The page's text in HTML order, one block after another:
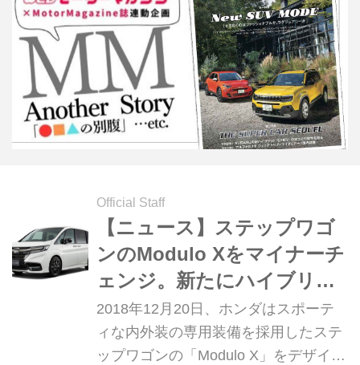
Official Staff
【ニュース】ステップワゴ
ンのModulo Xをマイナーチ
ェンジ。新たにハイブリッ
ドに設定
2018年12月20日、ホンダはスポーテ
ィな内外装の専用装備を採用したステ
ップワゴンの「Modulo X」をデザイン